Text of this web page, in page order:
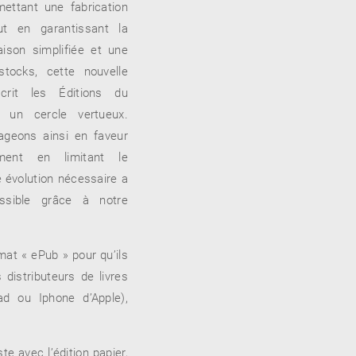
une fabrication
en garantissant la
simplifiée et une
cette nouvelle
les Éditions du
un cercle vertueux.
ainsi en faveur
en limitant le
évolution nécessaire a
grâce à notre
« ePub » pour qu’ils
de livres
ou Iphone d’Apple),
avec l’édition papier,